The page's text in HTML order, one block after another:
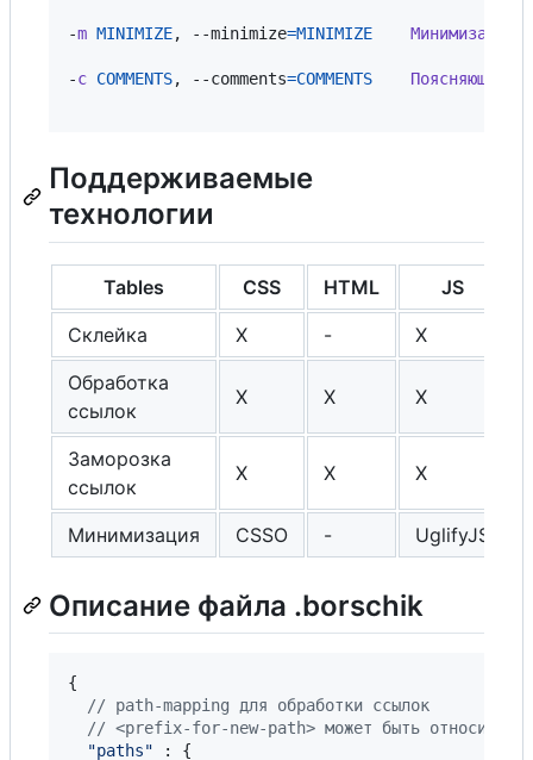
-m MINIMIZE, --minimize=MINIMIZE Минимизация
-c COMMENTS, --comments=COMMENTS Поясняющие
Поддерживаемые
технологии
Tables CSS HTML JS
Склейка
X - X
Обработка
ссылок
X X X
Заморозка
ссылок
X X X
Минимизация CSSO - UglifyJS
Описание файла .borschik
{
// path-mapping для обработки ссылок
// <prefix-for-new-path> может быть
"paths" : {